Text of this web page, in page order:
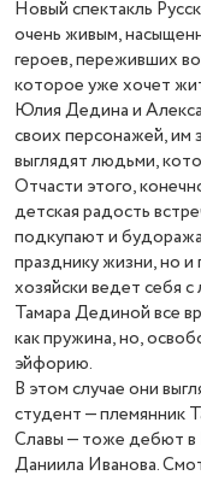
Новый спектакль
очень живым,
героев, переживших
которое уже хочет
Юлия Дедина и
своих персонажей, им
выглядят людьми,
Отчасти этого,
детская радость
подкупают и
празднику жизни, но
хозяйски ведет себя
Тамара Дединой все
как пружина, но,
эйфорию.
В этом случае они
студент — племянник
Славы — тоже дебют
Даниила Иванова.